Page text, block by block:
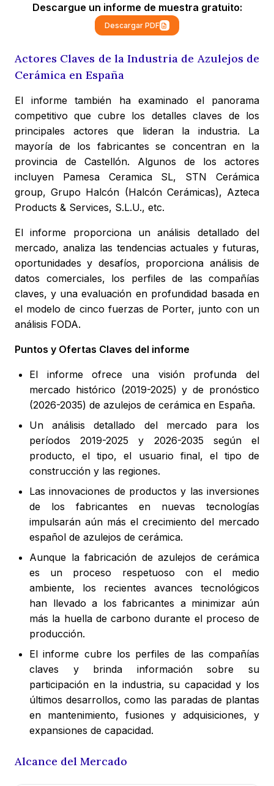
Descargue un informe de muestra gratuito:
Descargar PDF
Actores Claves de la Industria de Azulejos de
Cerámica en España
El informe también ha examinado el panorama
competitivo que cubre los detalles claves de los
principales actores que lideran la industria. La
mayoría de los fabricantes se concentran en la
provincia de Castellón. Algunos de los actores
incluyen Pamesa Ceramica SL, STN Cerámica
group, Grupo Halcón (Halcón Cerámicas), Azteca
Products & Services, S.L.U., etc.
El informe proporciona un análisis detallado del
mercado, analiza las tendencias actuales y futuras,
oportunidades y desafíos, proporciona análisis de
datos comerciales, los perfiles de las compañías
claves, y una evaluación en profundidad basada en
el modelo de cinco fuerzas de Porter, junto con un
análisis FODA.
Puntos y Ofertas Claves del informe
El informe ofrece una visión profunda del
mercado histórico (2019-2025) y de pronóstico
(2026-2035) de azulejos de cerámica en España.
Un análisis detallado del mercado para los
períodos 2019-2025 y 2026-2035 según el
producto, el tipo, el usuario final, el tipo de
construcción y las regiones.
Las innovaciones de productos y las inversiones
de los fabricantes en nuevas tecnologías
impulsarán aún más el crecimiento del mercado
español de azulejos de cerámica.
Aunque la fabricación de azulejos de cerámica
es un proceso respetuoso con el medio
ambiente, los recientes avances tecnológicos
han llevado a los fabricantes a minimizar aún
más la huella de carbono durante el proceso de
producción.
El informe cubre los perfiles de las compañías
claves y brinda información sobre su
participación en la industria, su capacidad y los
últimos desarrollos, como las paradas de plantas
en mantenimiento, fusiones y adquisiciones, y
expansiones de capacidad.
Alcance del Mercado